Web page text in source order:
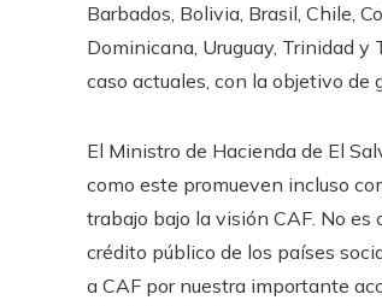
Barbados, Bolivia, Brasil, Chile,
Dominicana, Uruguay, Trinidad
caso actuales, con la objetivo de
El Ministro de Hacienda de El
como este promueven incluso
trabajo bajo la visión CAF. No
crédito público de los países
a CAF por nuestra importante